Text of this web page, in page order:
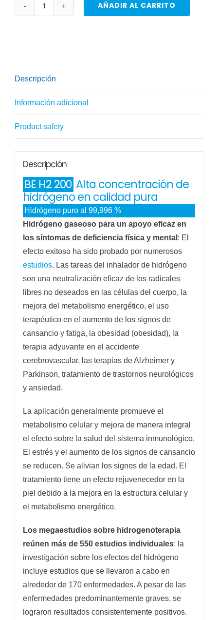
cantidad
AÑADIR AL CARRITO
Descripción
Información adicional
Product safety
Descripción
BE H2 200 Alta concentración de
hidrógeno en calidad pura
Hidrógeno puro al 99,996 %
Hidrógeno gaseoso para un apoyo eficaz en
los síntomas de deficiencia física y mental : El
efecto exitoso ha sido probado por numerosos
estudios. Las tareas del inhalador de hidrógeno
son una neutralización eficaz de los radicales
libres no deseados en las células del cuerpo, la
mejora del metabolismo energético, el uso
terapéutico en el aumento de los signos de
cansancio y fatiga, la obesidad (obesidad), la
terapia adyuvante en el accidente
cerebrovascular, las terapias de Alzheimer y
Parkinson, tratamiento de trastornos neurológicos
y ansiedad.
La aplicación generalmente promueve el
metabolismo celular y mejora de manera integral
el efecto sobre la salud del sistema inmunológico.
El estrés y el aumento de los signos de cansancio
se reducen. Se alivian los signos de la edad. El
tratamiento tiene un efecto rejuvenecedor en la
piel debido a la mejora en la estructura celular y
el metabolismo energético.
Los megaestudios sobre hidrogenoterapia
reúnen más de 550 estudios individuales: la
investigación sobre los efectos del hidrógeno
incluye estudios que se llevaron a cabo en
alrededor de 170 enfermedades. A pesar de las
enfermedades predominantemente graves, se
lograron resultados consistentemente positivos.